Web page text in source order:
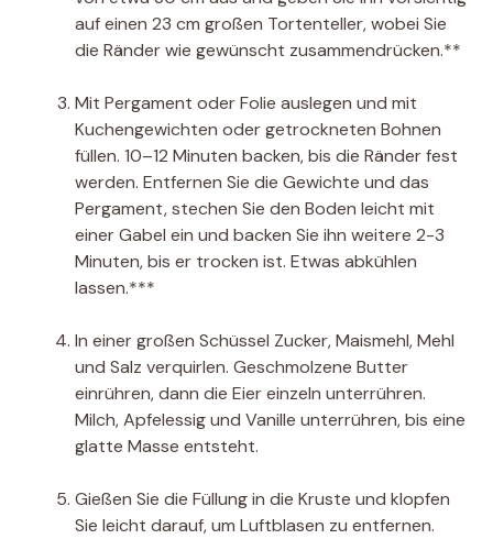
auf einen 23 cm großen Tortenteller, wobei Sie
die Ränder wie gewünscht zusammendrücken.**
Mit Pergament oder Folie auslegen und mit
Kuchengewichten oder getrockneten Bohnen
füllen. 10–12 Minuten backen, bis die Ränder fest
werden. Entfernen Sie die Gewichte und das
Pergament, stechen Sie den Boden leicht mit
einer Gabel ein und backen Sie ihn weitere 2-3
Minuten, bis er trocken ist. Etwas abkühlen
lassen.***
In einer großen Schüssel Zucker, Maismehl, Mehl
und Salz verquirlen. Geschmolzene Butter
einrühren, dann die Eier einzeln unterrühren.
Milch, Apfelessig und Vanille unterrühren, bis eine
glatte Masse entsteht.
Gießen Sie die Füllung in die Kruste und klopfen
Sie leicht darauf, um Luftblasen zu entfernen.